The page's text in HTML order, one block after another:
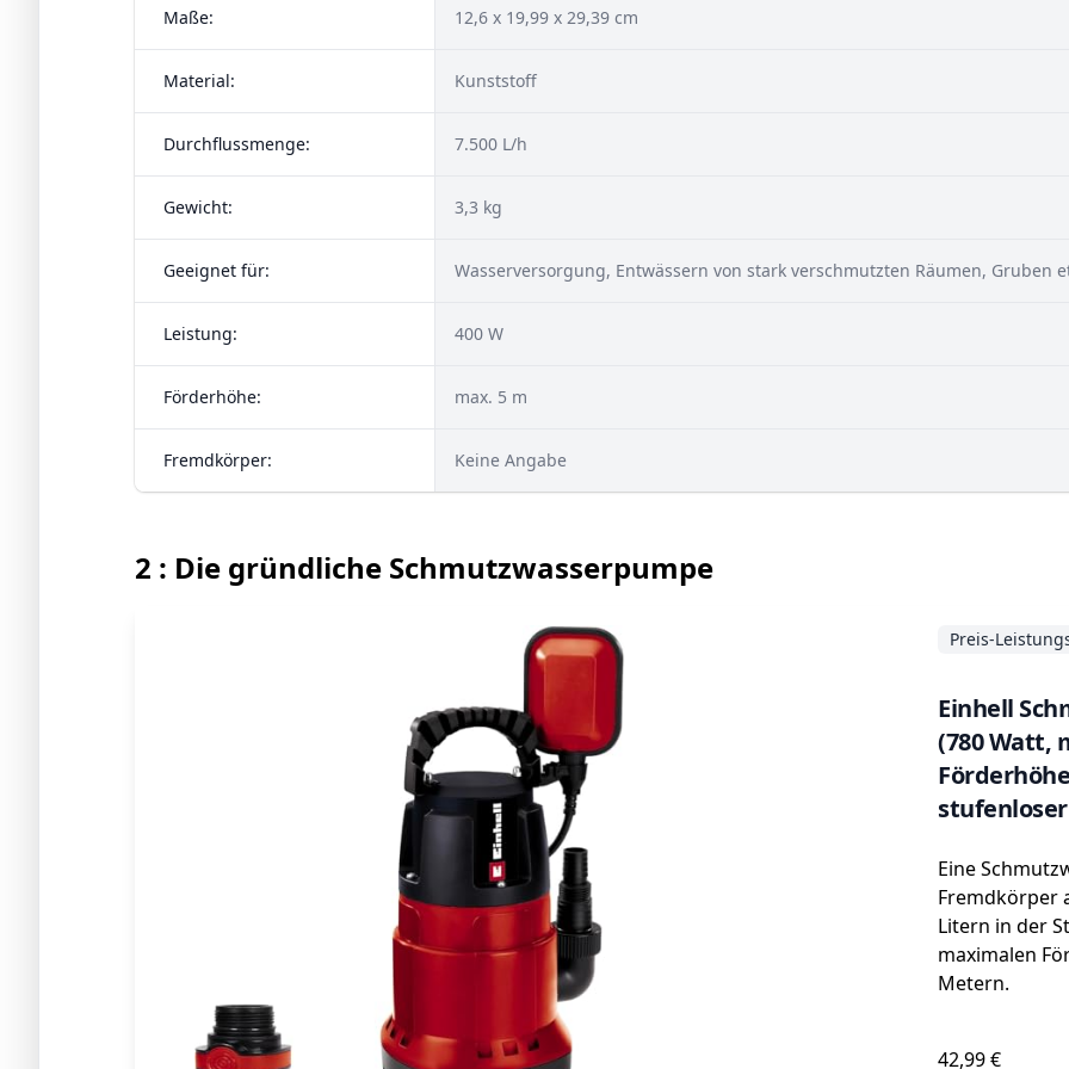
Maße: 12,6 x 19,99 x 29,39 cm
Material: Kunststoff
Durchflussmenge: 7.500 L/h
Gewicht: 3,3 kg
Geeignet für: Wasserversorgung, Entwässern von stark verschmutzten Räumen, Gruben
Leistung: 400 W
Förderhöhe: max. 5 m
Fremdkörper: Keine Angabe
2 : Die gründliche Schmutzwasserpumpe
Einhell
(780 Watt,
Preis-
Eine
Fremdkörper
Litern in der
maximalen
Metern.
42,99 €